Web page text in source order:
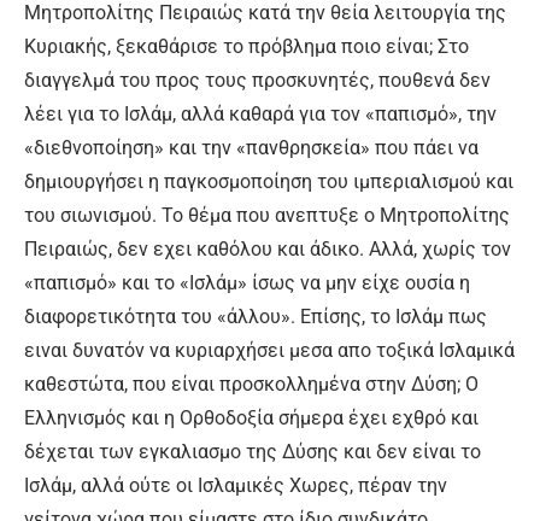
Μητροπολίτης Πειραιώς κατά την θεία λειτουργία της
Κυριακής, ξεκαθάρισε το πρόβλημα ποιο είναι; Στο
διαγγελμά του προς τους προσκυνητές, πουθενά δεν
λέει για το Ισλάμ, αλλά καθαρά για τον «παπισμό», την
«διεθνοποίηση» και την «πανθρησκεία» που πάει να
δημιουργήσει η παγκοσμοποίηση του ιμπεριαλισμού και
του σιωνισμού. Το θέμα που ανεπτυξε ο Μητροπολίτης
Πειραιώς, δεν εχει καθόλου και άδικο. Αλλά, χωρίς τον
«παπισμό» και το «Ισλάμ» ίσως να μην είχε ουσία η
διαφορετικότητα του «άλλου». Επίσης, το Ισλάμ πως
ειναι δυνατόν να κυριαρχήσει μεσα απο τοξικά Ισλαμικά
καθεστώτα, που είναι προσκολλημένα στην Δύση; Ο
Ελληνισμός και η Ορθοδοξία σήμερα έχει εχθρό και
δέχεται των εγκαλιασμο της Δύσης και δεν είναι το
Ισλάμ, αλλά ούτε οι Ισλαμικές Χωρες, πέραν την